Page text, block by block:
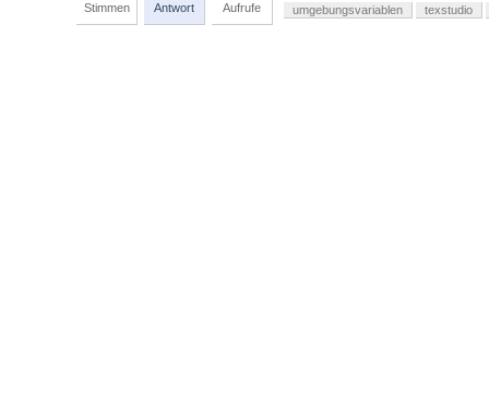
Stimmen Antwort Aufrufe umgebungsvariablen texstudio